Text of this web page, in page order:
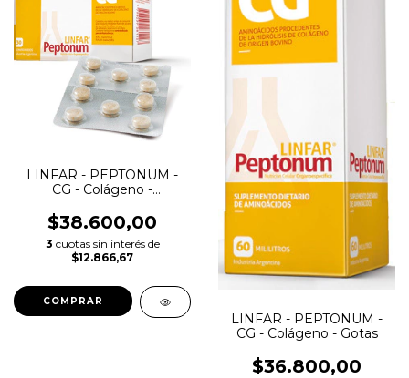
LINFAR - PEPTONUM -
CG - Colágeno -
$38.600,00
3 cuotas sin interés de
$12.866,67
COMPRAR
LINFAR - PEPTONUM -
CG - Colágeno - Gotas
$36.800,00